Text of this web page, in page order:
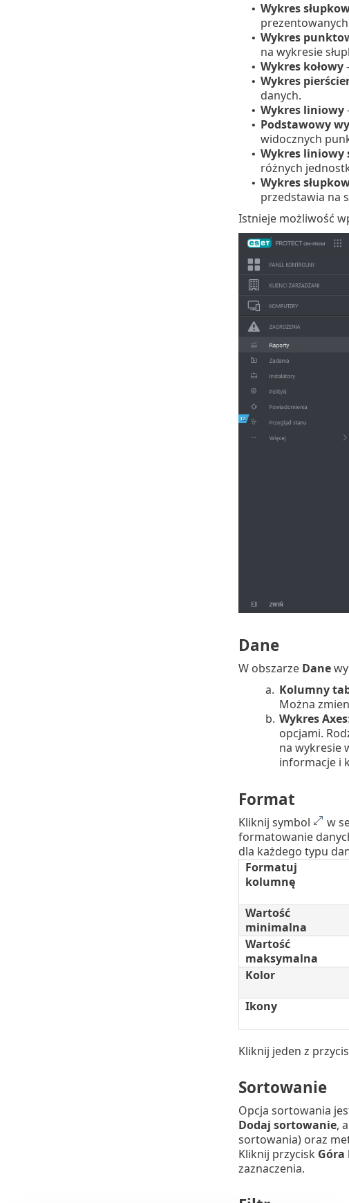
• Wykres
• Wykres
na wykresie
• Wykres kołowy
• Wykres
danych.
• Wykres liniowy
• Podstawowy
widocznych
• Wykres
różnych
• Wykres
przedstawia na
Istnieje możliwość
Dane
W obszarze Dane
a. Kolumny
Można
b. Wykres Axes
opcjami.
na wykresie
informacje i
Format
Kliknij symbol w
formatowanie
dla każdego typu
Formatuj
kolumnę
Wartość
minimalna
Wartość
maksymalna
Kolor
Ikony
Kliknij jeden z
Sortowanie
Opcja sortowania
Dodaj sortowanie,
sortowania) oraz
Kliknij przycisk Góra
zaznaczenia.